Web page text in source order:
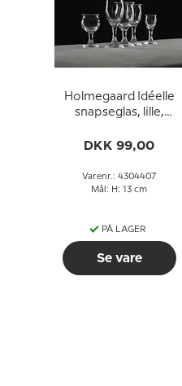
Holmegaard Idéelle
snapseglas, lille,
DKK 99,00
Varenr.: 4304407
Mål: H: 13 cm
PÅ LAGER
Se vare